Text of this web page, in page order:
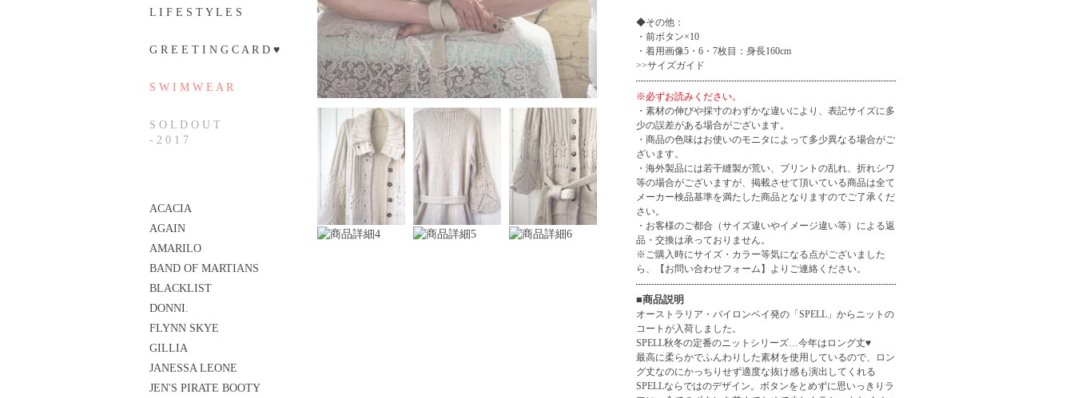
L I F E S T Y L E S
G R E E T I N G C A R D ♥
S W I M W E A R
S O L D O U T
- 2 0 1 7
ACACIA
AGAIN
AMARILO
BAND OF MARTIANS
BLACKLIST
DONNI.
FLYNN SKYE
GILLIA
JANESSA LEONE
JEN'S PIRATE BOOTY
◆その他：
・前ボタン×10
・着用画像5・6・7枚目：身長160cm
>>サイズガイド
※必ずお読みください。
・素材の伸びや採寸のわずかな違いにより、表記サイズに多
少の誤差がある場合がございます。
・商品の色味はお使いのモニタによって多少異なる場合がご
ざいます。
・海外製品には若干縫製が荒い、プリントの乱れ、折れシワ
等の場合がございますが、掲載させて頂いている商品は全て
メーカー検品基準を満たした商品となりますのでご了承くだ
さい。
・お客様のご都合（サイズ違いやイメージ違い等）による返
品・交換は承っておりません。
※ご購入時にサイズ・カラー等気になる点がございました
ら、
【お問い合わせフォーム】 よりご連絡ください。
■商品説明
オーストラリア・バイロンベイ発の「SPELL」からニットの
コートが入荷しました。
SPELL秋冬の定番のニットシリーズ…今年はロング丈♥
最高に柔らかでふんわりした素材を使用しているので、ロン
グ丈なのにかっちりせず適度な抜け感も演出してくれる
SPELLならではのデザイン。ボタンをとめずに思いっきりラ